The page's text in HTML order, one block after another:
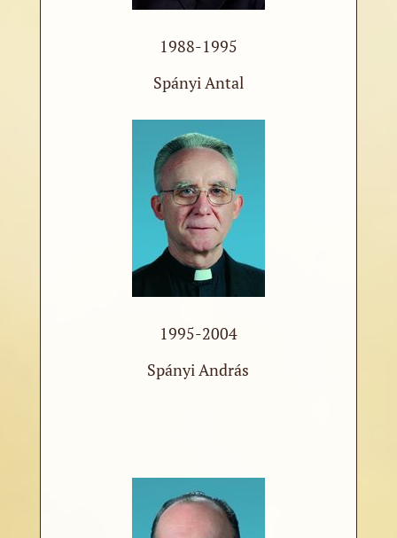
1988-1995
Spányi Antal
1995-2004
Spányi András